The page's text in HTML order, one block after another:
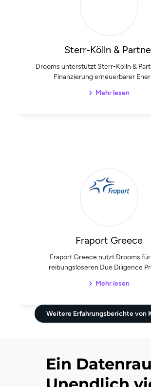
Sterr-Kölln &
Drooms unterstützt Sterr-Kölln &
Finanzierung erneuerbarer
Mehr lesen
Fraport Greece
Fraport Greece nutzt Drooms
reibungsloseren Due Diligence
Mehr lesen
Weitere Erfahrungsberichte von
Ein